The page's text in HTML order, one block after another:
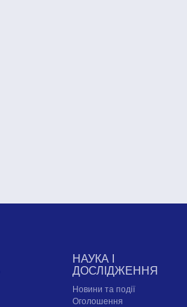
НАУКА І
ДОСЛІДЖЕННЯ
Новини та події
Оголошення